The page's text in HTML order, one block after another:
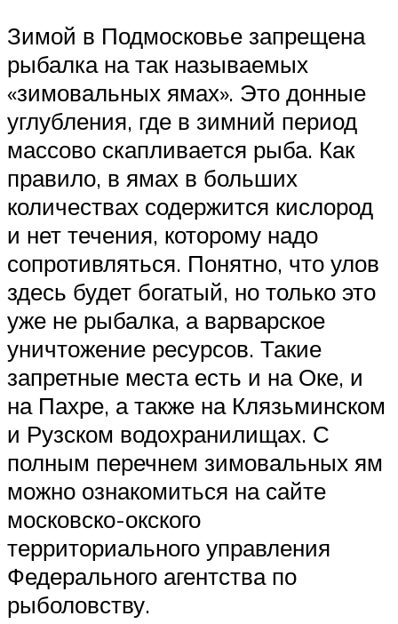
Зимой в Подмосковье запрещена
рыбалка на так называемых
«зимовальных ямах». Это донные
углубления, где в зимний период
массово скапливается рыба. Как
правило, в ямах в больших
количествах содержится кислород
и нет течения, которому надо
сопротивляться. Понятно, что улов
здесь будет богатый, но только это
уже не рыбалка, а варварское
уничтожение ресурсов. Такие
запретные места есть и на Оке, и
на Пахре, а также на Клязьминском
и Рузском водохранилищах. С
полным перечнем зимовальных ям
можно ознакомиться на сайте
московско-окского
территориального управления
Федерального агентства по
рыболовству.